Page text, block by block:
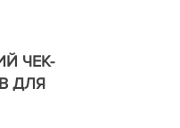
ЧЕК-
ДЛЯ